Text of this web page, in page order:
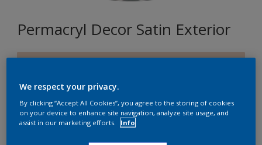
Permacryl Decor Satin Exterior
Format
2,5L
We respect your privacy.
By clicking “Accept All Cookies”, you agree to the storing of cookies
on your device to enhance site navigation, analyze site usage, and
assist in our marketing efforts.
Info